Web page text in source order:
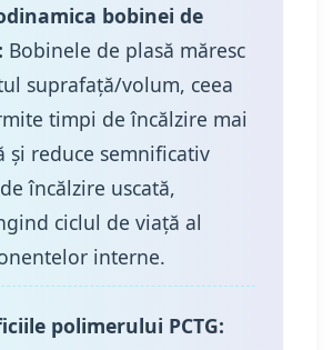
bobinei de
Bobinele de plasă măresc
suprafață/volum, ceea
timpi de încălzire mai
și reduce semnificativ
încălzire uscată,
ciclul de viață al
interne.
polimerului PCTG: